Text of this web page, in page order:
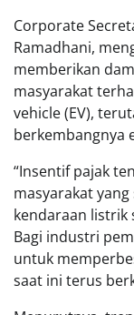
Corporate
Ramadhani,
memberikan
masyarakat
vehicle (EV),
berkembangnya
“Insentif pajak
masyarakat
kendaraan listrik
Bagi industri
untuk
saat ini terus